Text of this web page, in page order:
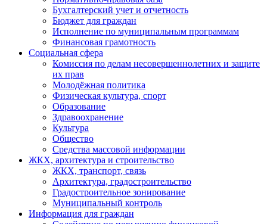
Бухгалтерский учет и отчетность
Бюджет для граждан
Исполнение по муниципальным программам
Финансовая грамотность
Социальная сфера
Комиссия по делам несовершеннолетних и защите
их прав
Молодёжная политика
Физическая культура, спорт
Образование
Здравоохранение
Культура
Общество
Средства массовой информации
ЖКХ, архитектура и строительство
ЖКХ, транспорт, связь
Архитектура, градостроительство
Градостроительное зонирование
Муниципальный контроль
Информация для граждан